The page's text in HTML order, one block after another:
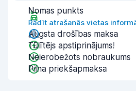
Nomas punkts
Rādīt atrašanās vietas
Augsta drošības maksa
Tūlītējs apstiprinājums!
Neierobežots nobraukums
Pilna priekšapmaksa